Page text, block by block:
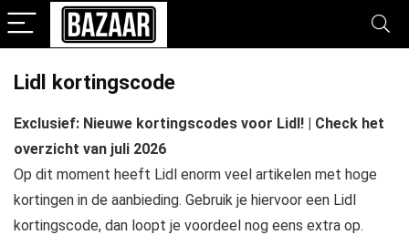
Lidl kortingscode
Exclusief: Nieuwe kortingscodes voor Lidl! | Check het
overzicht van juli 2026
Op dit moment heeft Lidl enorm veel artikelen met hoge
kortingen in de aanbieding. Gebruik je hiervoor een Lidl
kortingscode, dan loopt je voordeel nog eens extra op.